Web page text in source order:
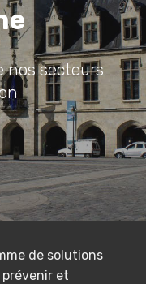
nos secteurs
de solutions
et